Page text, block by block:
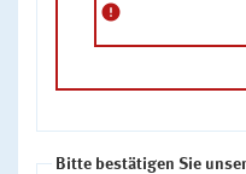
error
Bitte bestätigen Sie